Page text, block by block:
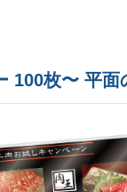
100枚〜 平面